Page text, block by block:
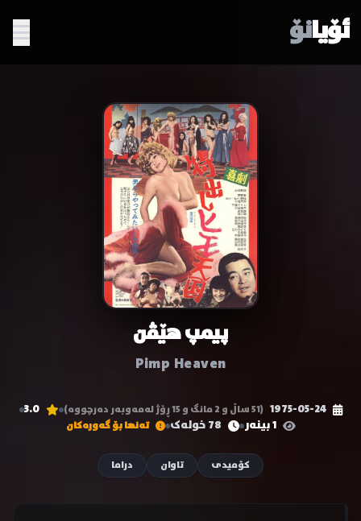
ئۆیانۆ
پیمپ هێڤن
Pimp Heaven
1975-05-24 (51 ساڵ و 2 مانگ و 15 ڕۆژ لەمەوبەر دەرچووە)
3.0
1 بینەر
78 خولەک تەنها بۆ گەورەکان
کۆمیدی تاوان دراما